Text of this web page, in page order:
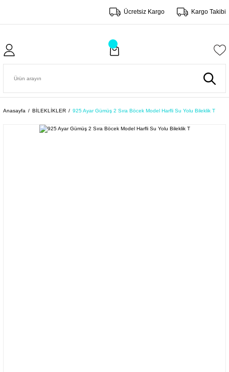
Ücretsiz Kargo Kargo Takibi
Anasayfa BİLEKLİKLER 925 Ayar Gümüş 2 Sıra Böcek Model Harfli Su Yolu Bileklik T